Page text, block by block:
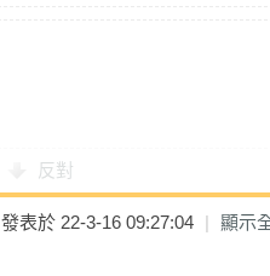
反對
發表於 22-3-16 09:27:04 | 顯示